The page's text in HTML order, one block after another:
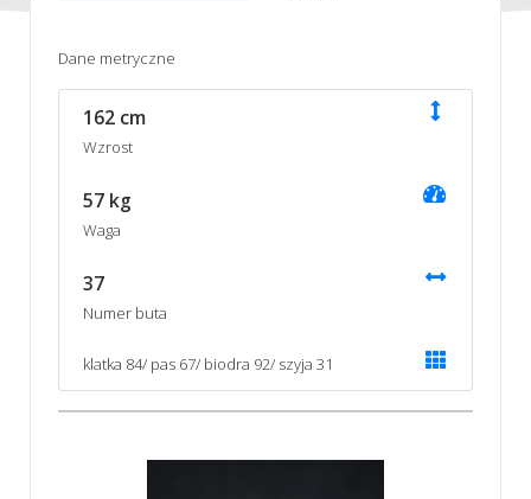
Dane metryczne
162 cm
Wzrost
57 kg
Waga
37
Numer buta
klatka 84/ pas 67/ biodra 92/ szyja 31